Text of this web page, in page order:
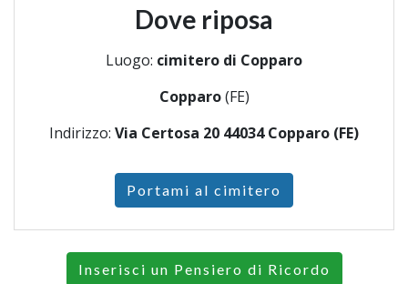
Dove riposa
Luogo: cimitero di Copparo
Copparo(FE)
Indirizzo: Via Certosa 20 44034 Copparo (FE)
Portami al cimitero
Inserisci un Pensiero di Ricordo